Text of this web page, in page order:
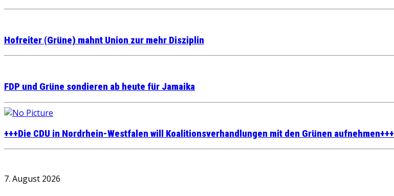
Hofreiter (Grüne) mahnt Union zur mehr Disziplin
FDP und Grüne sondieren ab heute für Jamaika
+++Die CDU in Nordrhein-Westfalen will Koalitionsverhandlungen mit den Grünen aufnehmen+++
7. August 2026